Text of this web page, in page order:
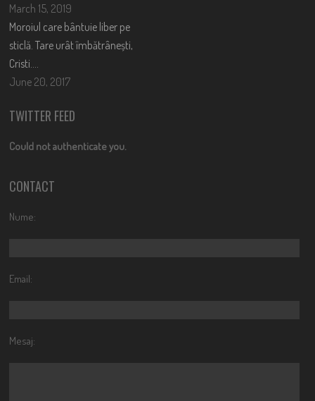
March 15, 2019
Moroiul care bântuie liber pe
sticlă. Tare urât îmbătrânești,
Cristi….
June 20, 2017
TWITTER FEED
Could not authenticate you.
CONTACT
Nume:
Email:
Mesaj: